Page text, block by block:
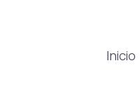
Inicio